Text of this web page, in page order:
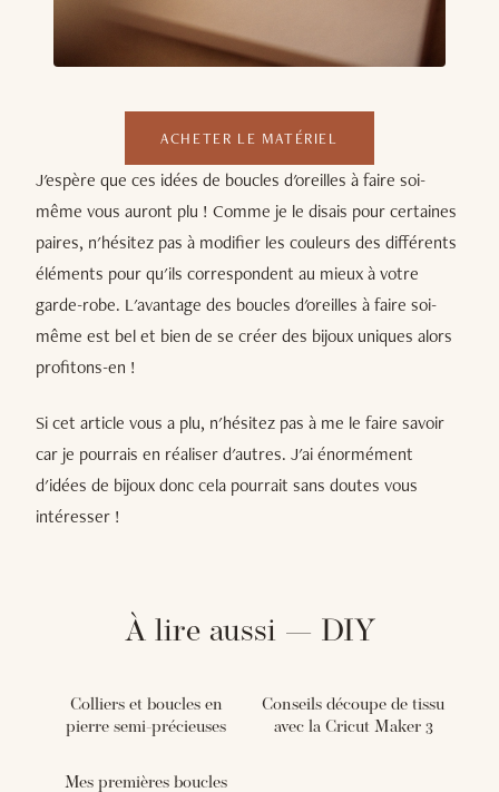
ACHETER LE MATÉRIEL
J'espère que ces idées de boucles d'oreilles à faire soi-
même vous auront plu ! Comme je le disais pour certaines
paires, n'hésitez pas à modifier les couleurs des différents
éléments pour qu'ils correspondent au mieux à votre
garde-robe. L'avantage des boucles d'oreilles à faire soi-
même est bel et bien de se créer des bijoux uniques alors
profitons-en !
Si cet article vous a plu, n'hésitez pas à me le faire savoir
car je pourrais en réaliser d'autres. J'ai énormément
d'idées de bijoux donc cela pourrait sans doutes vous
intéresser !
À lire aussi — DIY
Colliers et boucles en
pierre semi-précieuses
Conseils découpe de tissu
avec la Cricut Maker 3
Mes premières boucles